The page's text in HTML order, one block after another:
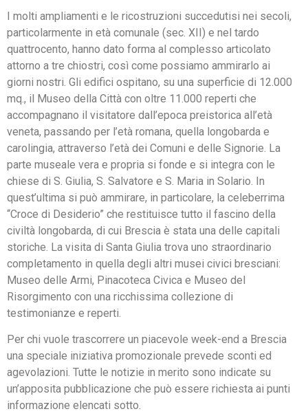
I molti ampliamenti e le ricostruzioni succedutisi nei secoli,
particolarmente in età comunale (sec. XII) e nel tardo
quattrocento, hanno dato forma al complesso articolato
attorno a tre chiostri, così come possiamo ammirarlo ai
giorni nostri. Gli edifici ospitano, su una superficie di 12.000
mq., il Museo della Città con oltre 11.000 reperti che
accompagnano il visitatore dall’epoca preistorica all’età
veneta, passando per l’età romana, quella longobarda e
carolingia, attraverso l’età dei Comuni e delle Signorie. La
parte museale vera e propria si fonde e si integra con le
chiese di S. Giulia, S. Salvatore e S. Maria in Solario. In
quest’ultima si può ammirare, in particolare, la celeberrima
“Croce di Desiderio” che restituisce tutto il fascino della
civiltà longobarda, di cui Brescia è stata una delle capitali
storiche. La visita di Santa Giulia trova uno straordinario
completamento in quella degli altri musei civici bresciani:
Museo delle Armi, Pinacoteca Civica e Museo del
Risorgimento con una ricchissima collezione di
testimonianze e reperti.
Per chi vuole trascorrere un piacevole week-end a Brescia
una speciale iniziativa promozionale prevede sconti ed
agevolazioni. Tutte le notizie in merito sono indicate su
un’apposita pubblicazione che può essere richiesta ai punti
informazione elencati sotto.